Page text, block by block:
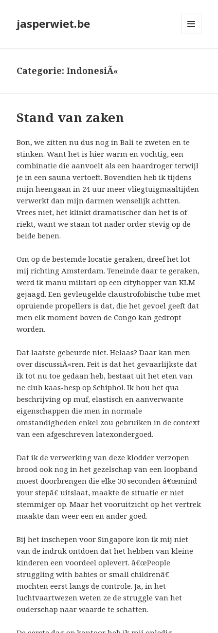
jasperwiet.be
Categorie:IndonesiÃ«
Stand van zaken
Bon, we zitten nu dus nog in Bali te zweten en te
stinken. Want het is hier warm en vochtig, een
combinatie die aanvoelt als een haardroger terwijl
je in een sauna vertoeft. Bovendien heb ik tijdens
mijn heengaan in 24 uur meer vliegtuigmaaltijden
verwerkt dan mijn darmen wenselijk achtten.
Vrees niet, het klinkt dramatischer dan het is of
riekt, want we staan tot nader order stevig op de
beide benen.
Om op de bestemde locatie geraken, dreef het lot
mij richting Amsterdam. Teneinde daar te geraken,
werd ik manu militari op een cityhopper van KLM
gejaagd. Een gevleugelde claustrofobische tube met
opruiende propellers is dat, die het gevoel geeft dat
men elk moment boven de Congo kan gedropt
worden.
Dat laatste gebeurde niet. Helaas? Daar kan men
over discussiÃ«ren. Feit is dat het gevaarlijkste dat
ik tot nu toe gedaan heb, bestaat uit het eten van
ne club kaas-hesp op Schiphol. Ik hou het qua
beschrijving op muf, elastisch en aanverwante
eigenschappen die men in normale
omstandigheden enkel zou gebruiken in de context
van een afgeschreven latexondergoed.
Dat ik de verwerking van deze klodder verzopen
brood ook nog in het gezelschap van een loopband
moest doorbrengen die elke 30 seconden â€œmind
your stepâ€ uitslaat, maakte de situatie er niet
stemmiger op. Maar het vooruitzicht op het vertrek
maakte dan weer een en ander goed.
Bij het inschepen voor Singapore kon ik mij niet
van de indruk ontdoen dat het hebben van kleine
kinderen een voordeel oplevert. â€œPeople
struggling with babies or small childrenâ€
mochten eerst langs de controle. Ja, in het
luchtvaartwezen weten ze de struggle van het
ouderschap naar waarde te schatten.